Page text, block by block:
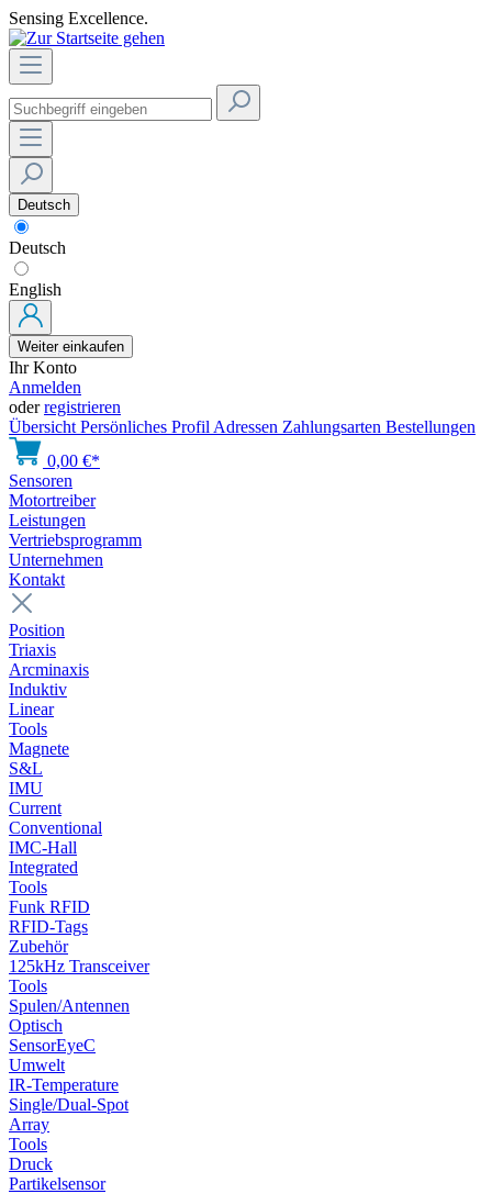
Sensing Excellence.
Deutsch
Deutsch
English
Weiter einkaufen
Ihr Konto
Anmelden
oderregistrieren
Übersicht Persönliches Profil Adressen Zahlungsarten Bestellungen
0,00 €*
Sensoren
Motortreiber
Leistungen
Vertriebsprogramm
Unternehmen
Kontakt
Position
Triaxis
Arcminaxis
Induktiv
Linear
Tools
Magnete
S&L
IMU
Current
Conventional
IMC-Hall
Integrated
Tools
Funk RFID
RFID-Tags
Zubehör
125kHz Transceiver
Tools
Spulen/Antennen
Optisch
SensorEyeC
Umwelt
IR-Temperature
Single/Dual-Spot
Array
Tools
Druck
Partikelsensor